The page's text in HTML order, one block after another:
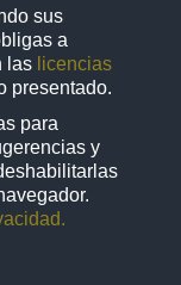
sus
a
las licencias
presentado.
para
y
de
atmosféricas
por desorción